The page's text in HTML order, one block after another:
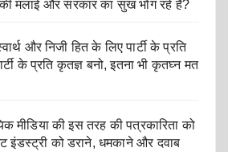
मलाई और सरकार का सुख भोग रहे है?
और निजी हित के लिए पार्टी के प्रति
के प्रति कृतज्ञ बनो, इतना भी कृतघ्न मत
मीडिया की इस तरह की पत्रकारिता को
इंडस्ट्री को डराने, धमकाने और दवाब